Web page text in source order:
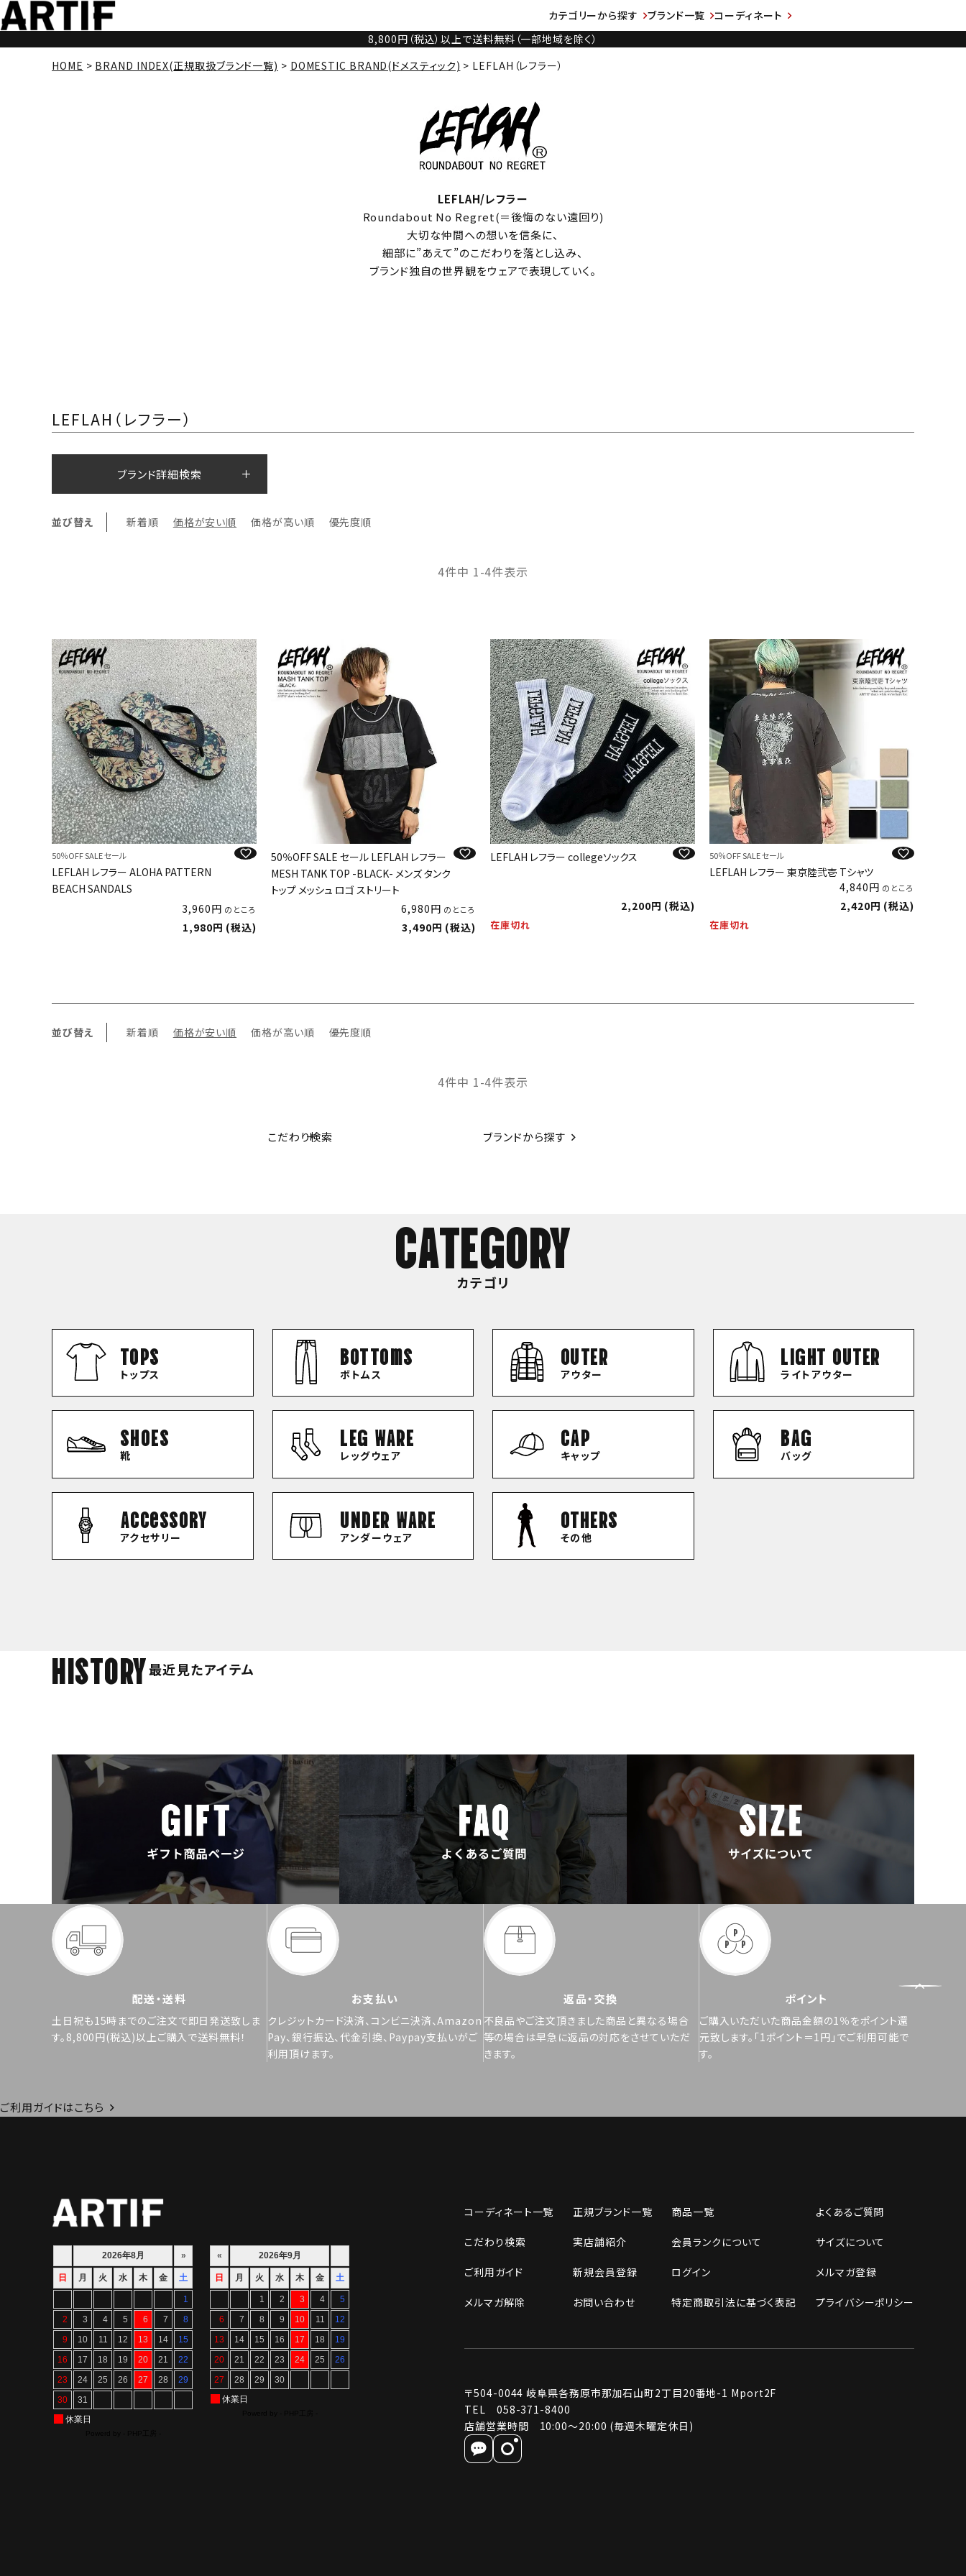
カテゴリーから探す ブランド一覧
コーディネート
8,800円（税込）以上で送料無料（一部地域を除く）
HOME
BRAND INDEX(正規取扱ブランド一覧) DOMESTIC BRAND(ドメスティック) LEFLAH（レフラー）
LEFLAH/レフラー
Roundabout No Regret(＝後悔のない遠回り)
大切な仲間への想いを信条に、
細部に”あえて”のこだわりを落とし込み、
ブランド独自の世界観をウェアで表現していく。
LEFLAH（レフラー）
ブランド詳細検索
並び替え 新着順 価格が安い順 価格が高い順 優先度順
4件中 1-4件表示
50％OFF SALE セール
LEFLAH レフラー ALOHA PATTERN
BEACH SANDALS
3,960
のところ
1,980 税込
50％OFF SALE セール LEFLAH レフラー
MESH TANK TOP -BLACK- メンズ タンク
トップ メッシュ ロゴ ストリート
6,980
のところ
3,490 税込
LEFLAH レフラー collegeソックス
2,200 税込
在庫切れ
50％OFF SALE セール
LEFLAH レフラー 東京陸弐壱 Tシャツ
4,840
のところ
2,420 税込
在庫切れ
並び替え 新着順 価格が安い順 価格が高い順 優先度順
4件中 1-4件表示
こだわり検索 ブランドから探す
CATEGORY
カテゴリ
TOPS
トップス
bottoms
ボトムス
OUTER
アウター
LIGHT OUTER
ライトアウター
SHOES
靴
LEG WARE
レッグウェア
CAP
キャップ
BAG
バッグ
Accessory
アクセサリー
UNDER WARE
アンダーウェア
OTHERS
その他
HISTORY最近見たアイテム
配送・送料
土日祝も15時までのご注文で即日発送致しま
す。8,800円(税込)以上ご購入で送料無料！
お支払い
クレジットカード決済、コンビニ決済、Amazon
Pay、銀行振込、代金引換、Paypay支払いがご
利用頂けます。
返品・交換
不良品やご注文頂きました商品と異なる場合
等の場合は早急に返品の対応をさせていただ
きます。
ポイント
ご購入いただいた商品金額の1％をポイント還
元致します。「1ポイント＝1円」でご利用可能で
す。
ご利用ガイドはこちら
コーディネート一覧 正規ブランド一覧 商品一覧 よくあるご質問
こだわり検索 実店舗紹介 会員ランクについて サイズについて
ご利用ガイド 新規会員登録 ログイン メルマガ登録
メルマガ解除 お問い合わせ 特定商取引法に基づく表記 プライバシーポリシー
〒504-0044 岐阜県各務原市那加石山町2丁目20番地-1 Mport2F
店舗営業時間 10:00～20:00 (毎週木曜定休日)
TEL 058-371-8400